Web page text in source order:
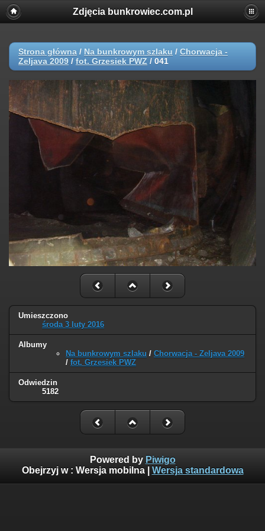
Zdjęcia bunkrowiec.com.pl
Strona główna / Na bunkrowym szlaku / Chorwacja -
Zeljava 2009 / fot. Grzesiek PWZ / 041
Umieszczono
środa 3 luty 2016
Albumy
Na bunkrowym szlaku / Chorwacja - Zeljava 2009
/ fot. Grzesiek PWZ
Odwiedzin
5182
Powered by Piwigo
Obejrzyj w : Wersja mobilna| Wersja standardowa